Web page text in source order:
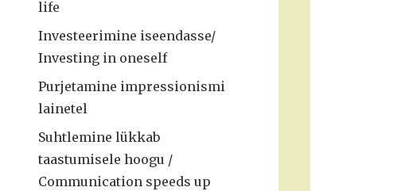
life
Investeerimine iseendasse/
Investing in oneself
Purjetamine impressionismi
lainetel
Suhtlemine lükkab
taastumisele hoogu /
Communication speeds up